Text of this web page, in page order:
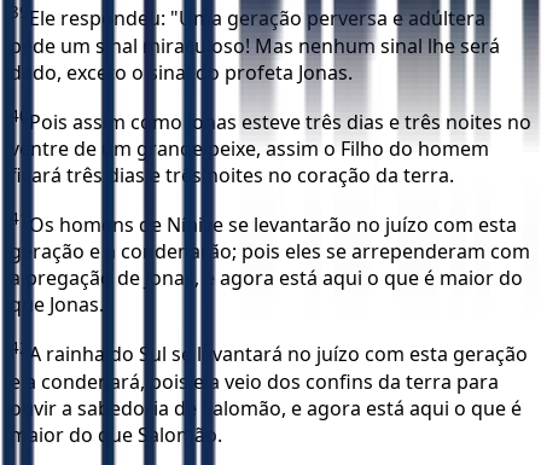
39 Ele respondeu: "Uma geração perversa e adúltera
pede um sinal miraculoso! Mas nenhum sinal lhe será
dado, exceto o sinal do profeta Jonas.
40 Pois assim como Jonas esteve três dias e três noites no
ventre de um grande peixe, assim o Filho do homem
ficará três dias e três noites no coração da terra.
41 Os homens de Nínive se levantarão no juízo com esta
geração e a condenarão; pois eles se arrependeram com
a pregação de Jonas, e agora está aqui o que é maior do
que Jonas.
42 A rainha do Sul se levantará no juízo com esta geração
e a condenará, pois ela veio dos confins da terra para
ouvir a sabedoria de Salomão, e agora está aqui o que é
maior do que Salomão.